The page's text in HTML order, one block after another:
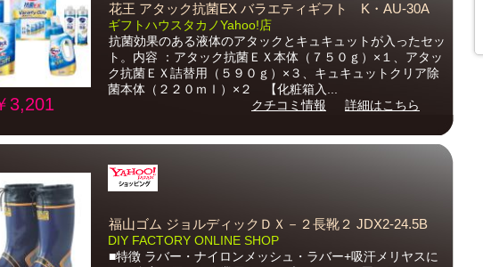
3,201
花王 アタック抗菌EX バラエティギフト K・AU-30A
ギフトハウスタカノYahoo!店
抗菌効果のある液体のアタックとキュキュットが入ったセッ
ト。内容 ：アタック抗菌ＥＸ本体（７５０ｇ）×１、アタッ
ク抗菌ＥＸ詰替用（５９０ｇ）×３、キュキュットクリア除
菌本体（２２０ｍｌ）×２ 【化粧箱入...
クチコミ情報
詳細はこちら
福山ゴム ジョルディックＤＸ－２長靴２ JDX2-24.5B
DIY FACTORY ONLINE SHOP
■特徴 ラバー・ナイロンメッシュ・ラバー+吸汗メリヤスに